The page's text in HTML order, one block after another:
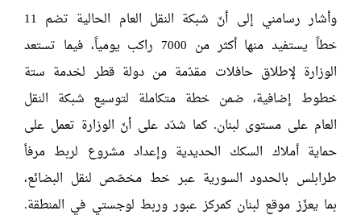
وأشار رسامني إلى أنّ شبكة النقل العام الحالية تضم 11
خطاً يستفيد منها أكثر من 7000 راكب يومياً، فيما تستعد
الوزارة لإطلاق حافلات مقدّمة من دولة قطر لخدمة ستة
خطوط إضافية، ضمن خطة متكاملة لتوسيع شبكة النقل
العام على مستوى لبنان. كما شدّد على أنّ الوزارة تعمل على
حماية أملاك السكك الحديدية وإعداد مشروع لربط مرفأ
طرابلس بالحدود السورية عبر خط مخصّص لنقل البضائع،
بما يعزّز موقع لبنان كمركز عبور وربط لوجستي في المنطقة.